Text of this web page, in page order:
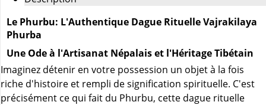
Le Phurbu: L'Authentique Dague Rituelle Vajrakilaya
Phurba
Une Ode à l'Artisanat Népalais et l'Héritage Tibétain
Imaginez détenir en votre possession un objet à la fois
riche d'histoire et rempli de signification spirituelle. C'est
précisément ce qui fait du Phurbu, cette dague rituelle